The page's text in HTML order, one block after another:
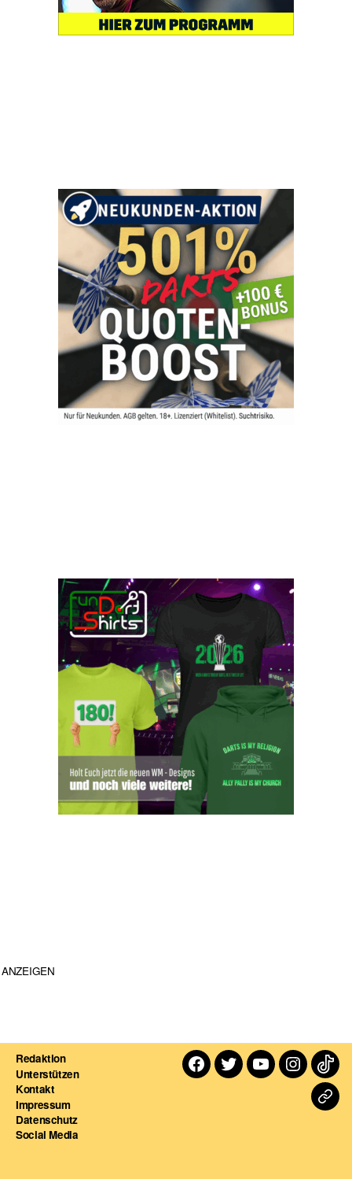
ANZEIGEN
Redaktion
Unterstützen
Kontakt
Impressum
Datenschutz
Social Media
Facebook
TwitterYoutube